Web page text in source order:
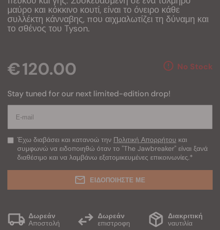
μαύρο και κόκκινο κουτί, είναι το όνειρο κάθε
συλλέκτη κάνναβης, που αιχμαλωτίζει τη δύναμη και
το σθένος του Tyson.
€ 120.00 No Stock
Stay tuned for our next limited-edition drop!
Έχω διαβάσει και κατανοώ την Πολιτική Απορρήτου και
συμφωνώ να ειδοποιηθώ όταν το "The Jawbreaker" είναι ξανά
διαθέσιμο και να λαμβάνω εξατομικευμένες επικοινωνίες.*
ΕΙΔΟΠΟΙΗΣΤΕ ΜΕ
Δωρεάν
Αποστολή
Δωρεάν
επιστροφη
Διακριτική
ναυτιλία